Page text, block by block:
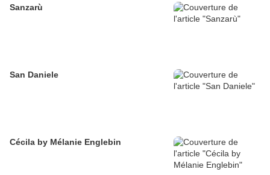
Sanzarù
San Daniele
Cécila by Mélanie Englebin